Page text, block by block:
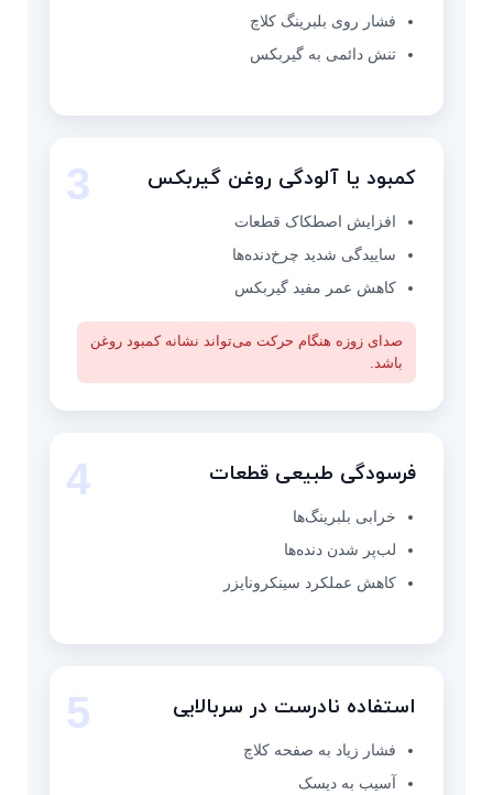
فشار روی بلبرینگ کلاچ
تنش دائمی به گیربکس
3 کمبود یا آلودگی روغن گیربکس
افزایش اصطکاک قطعات
ساییدگی شدید چرخ‌دنده‌ها
کاهش عمر مفید گیربکس
صدای زوزه هنگام حرکت می‌تواند نشانه کمبود روغن
باشد.
4 فرسودگی طبیعی قطعات
خرابی بلبرینگ‌ها
لب‌پر شدن دنده‌ها
کاهش عملکرد سینکرونایزر
5 استفاده نادرست در سربالایی
فشار زیاد به صفحه کلاچ
آسیب به دیسک